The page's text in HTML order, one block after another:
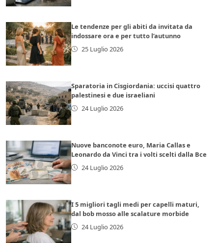
Le tendenze per gli abiti da invitata da
indossare ora e per tutto l’autunno
25 Luglio 2026
Sparatoria in Cisgiordania: uccisi quattro
palestinesi e due israeliani
24 Luglio 2026
Nuove banconote euro, Maria Callas e
Leonardo da Vinci tra i volti scelti dalla Bce
24 Luglio 2026
I 5 migliori tagli medi per capelli maturi,
dal bob mosso alle scalature morbide
24 Luglio 2026